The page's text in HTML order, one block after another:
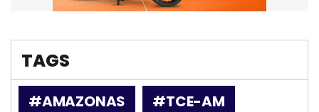
TAGS
#AMAZONAS
#TCE-AM